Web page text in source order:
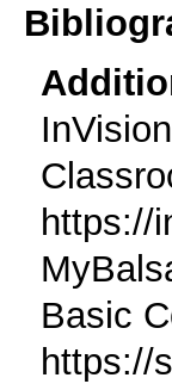
https://
Basic
https://